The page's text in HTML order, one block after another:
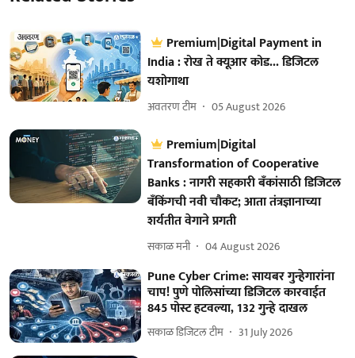
Premium|Digital Payment in
India : रोख ते क्यूआर कोड... डिजिटल
यशोगाथा
अवतरण टीम 05 August 2026
Premium|Digital
Transformation of Cooperative
Banks : नागरी सहकारी बँकांसाठी डिजिटल
बँकिंगची नवी चौकट; आता तंत्रज्ञानाच्या
शर्यतीत वेगाने प्रगती
सकाळ मनी 04 August 2026
Pune Cyber Crime: सायबर गुन्हेगारांना
चाप! पुणे पोलिसांच्या डिजिटल कारवाईत
845 पोस्ट हटवल्या, 132 गुन्हे दाखल
सकाळ डिजिटल टीम 31 July 2026